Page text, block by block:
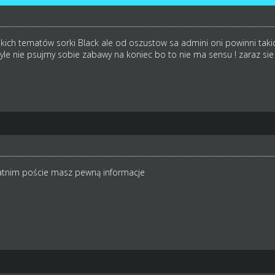
tematów sorki Black ale od oszustow sa admini oni powinni
nie psujmy sobie zabawy na koniec bo to nie ma sensu ! zaraz
poście masz pewną informacje